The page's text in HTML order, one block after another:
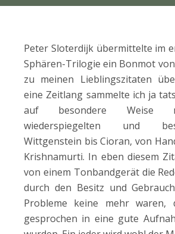
Peter Sloterdijk übermittelte im
Sphären-Trilogie ein Bonmot
zu meinen Lieblingszitaten
eine Zeitlang sammelte ich ja
auf besondere Weise
wiederspiegelten und
Wittgenstein bis Cioran, von
Krishnamurti. In eben diesem
von einem Tonbandgerät die
durch den Besitz und
Probleme keine mehr
gesprochen in eine gute